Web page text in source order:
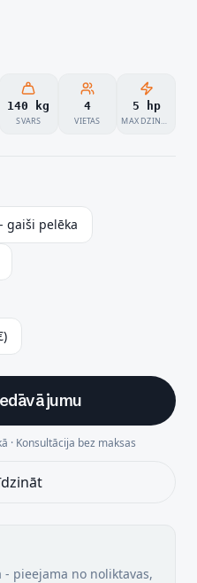
140 kg
SVARS
4
VIETAS
5 hp
MAX DZINĒJS
gaiši pelēka
· Konsultācija bez maksas
pieejama no noliktavas,